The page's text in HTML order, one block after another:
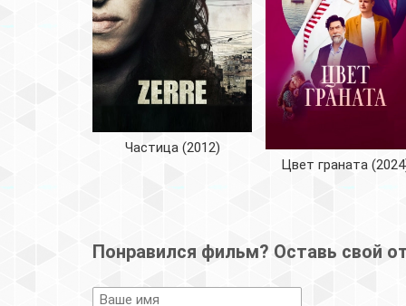
Частица (2012)
Цвет граната
Понравился фильм? Оставь свой